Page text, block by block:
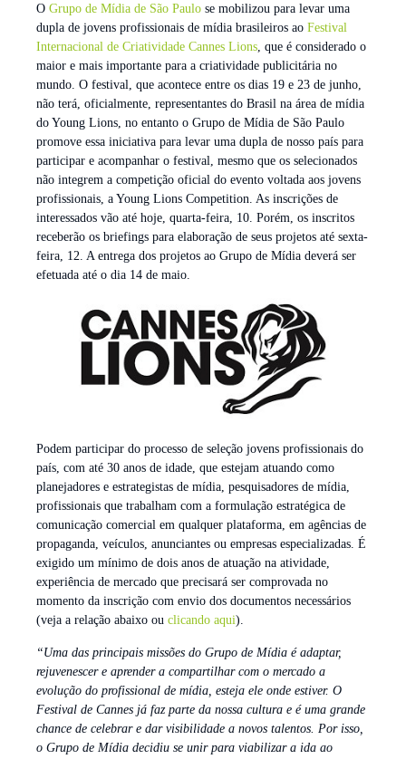
O Grupo de Mídia de São Paulo se mobilizou para levar uma
dupla de jovens profissionais de mídia brasileiros ao Festival
Internacional de Criatividade Cannes Lions, que é considerado o
maior e mais importante para a criatividade publicitária no
mundo. O festival, que acontece entre os dias 19 e 23 de junho,
não terá, oficialmente, representantes do Brasil na área de mídia
do Young Lions, no entanto o Grupo de Mídia de São Paulo
promove essa iniciativa para levar uma dupla de nosso país para
participar e acompanhar o festival, mesmo que os selecionados
não integrem a competição oficial do evento voltada aos jovens
profissionais, a Young Lions Competition. As inscrições de
interessados vão até hoje, quarta-feira, 10. Porém, os inscritos
receberão os briefings para elaboração de seus projetos até sexta-
feira, 12. A entrega dos projetos ao Grupo de Mídia deverá ser
efetuada até o dia 14 de maio.
Podem participar do processo de seleção jovens profissionais do
país, com até 30 anos de idade, que estejam atuando como
planejadores e estrategistas de mídia, pesquisadores de mídia,
profissionais que trabalham com a formulação estratégica de
comunicação comercial em qualquer plataforma, em agências de
propaganda, veículos, anunciantes ou empresas especializadas. É
exigido um mínimo de dois anos de atuação na atividade,
experiência de mercado que precisará ser comprovada no
momento da inscrição com envio dos documentos necessários
(veja a relação abaixo ou clicando aqui).
“Uma das principais missões do Grupo de Mídia é adaptar,
rejuvenescer e aprender a compartilhar com o mercado a
evolução do profissional de mídia, esteja ele onde estiver. O
Festival de Cannes já faz parte da nossa cultura e é uma grande
chance de celebrar e dar visibilidade a novos talentos. Por isso,
o Grupo de Mídia decidiu se unir para viabilizar a ida ao